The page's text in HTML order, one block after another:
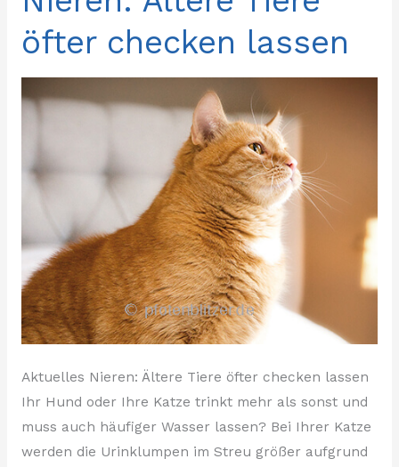
öfter checken lassen
Aktuelles Nieren: Ältere Tiere öfter checken lassen
Ihr Hund oder Ihre Katze trinkt mehr als sonst und
muss auch häufiger Wasser lassen? Bei Ihrer Katze
werden die Urinklumpen im Streu größer aufgrund
Ältere
Tiere
lassen